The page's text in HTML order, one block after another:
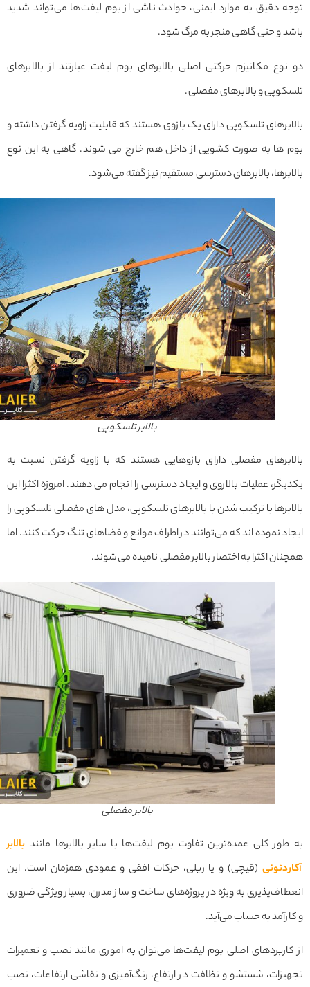
دقیق به موارد ایمنی، حوادث ناشی از بوم لیفت‌ها می‌تواند شدید
و حتی گاهی منجر به مرگ شود.
مکانیزم حرکتی اصلی بالابرهای بوم لیفت عبارتند از بالابرهای
و بالابرهای مفصلی.
تلسکوپی دارای یک بازوی هستند که قابلیت زاویه گرفتن داشته و
ها به صورت کشویی از داخل هم خارج می شوند. گاهی به این نوع
بالابرهای دسترسی مستقیم نیز گفته می‌شود.
بالابر تلسکوپی
مفصلی دارای بازوهایی هستند که با زاویه گرفتن نسبت به
عملیات بالاروی و ایجاد دسترسی را انجام می دهند. امروزه اکثرا این
با ترکیب شدن با بالابرهای تلسکوپی، مدل های مفصلی تلسکوپی را
نموده اند که می‌توانند در اطراف موانع و فضاهای تنگ حرکت کنند. اما
اکثرا به اختصار بالابر مفصلی نامیده می‌شوند.
بالابر مفصلی
کلی عمده‌ترین تفاوت بوم لیفت‌ها با سایر بالابرها مانند
بالابر
(قیچی) و یا ریلی، حرکات افقی و عمودی همزمان است. این
به ویژه در پروژه‌های ساخت و ساز مدرن، بسیار ویژگی ضروری
به حساب می‌آید.
اصلی بوم لیفت‌ها می‌توان به اموری مانند نصب و تعمیرات
شستشو و نظافت در ارتفاع، رنگ‌آمیزی و نقاشی ارتفاعات، نصب